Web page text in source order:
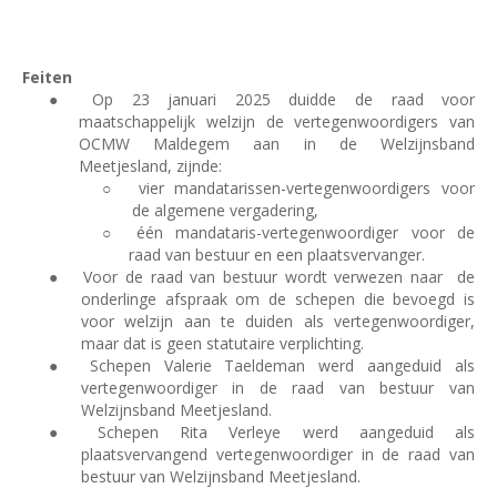
Feiten
●
Op 23 januari 2025 duidde de raad voor
maatschappelijk welzijn de vertegenwoordigers van
OCMW Maldegem aan in de Welzijnsband
Meetjesland, zijnde:
○
vier mandatarissen-vertegenwoordigers voor
de algemene vergadering,
○
één mandataris-vertegenwoordiger voor de
raad van bestuur en een plaatsvervanger.
●
Voor de raad van bestuur wordt verwezen naar
de
onderlinge afspraak om de schepen die bevoegd is
voor welzijn aan te duiden als vertegenwoordiger,
maar dat is geen statutaire verplichting.
●
Schepen Valerie Taeldeman werd aangeduid als
vertegenwoordiger in de raad van bestuur van
Welzijnsband Meetjesland.
●
Schepen Rita Verleye werd aangeduid als
plaatsvervangend vertegenwoordiger in de raad van
bestuur van Welzijnsband Meetjesland.